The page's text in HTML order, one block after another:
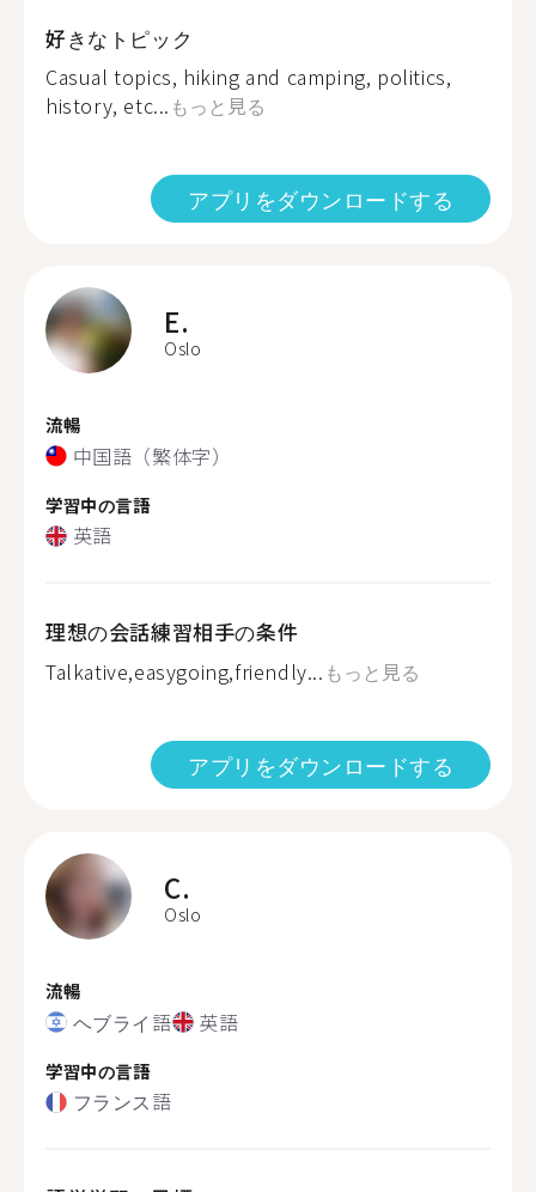
好きなトピック
Casual topics, hiking and camping, politics,
history, etc... もっと見る
アプリをダウンロードする
E.
Oslo
流暢
中国語（繁体字）
学習中の言語
英語
理想の会話練習相手の条件
Talkative,easygoing,friendly... もっと見る
アプリをダウンロードする
C.
Oslo
流暢
ヘブライ語 英語
学習中の言語
フランス語